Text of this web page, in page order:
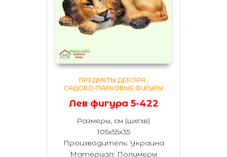
ПРЕДМЕТЫ ДЕКОРА ,
САДОВО-ПАРКОВЫЕ ФИГУРЫ
Лев фигура 5-422
Размеры, см (шхгхв)
105х55х35
Производитель: Украина
Материал: Полимеры